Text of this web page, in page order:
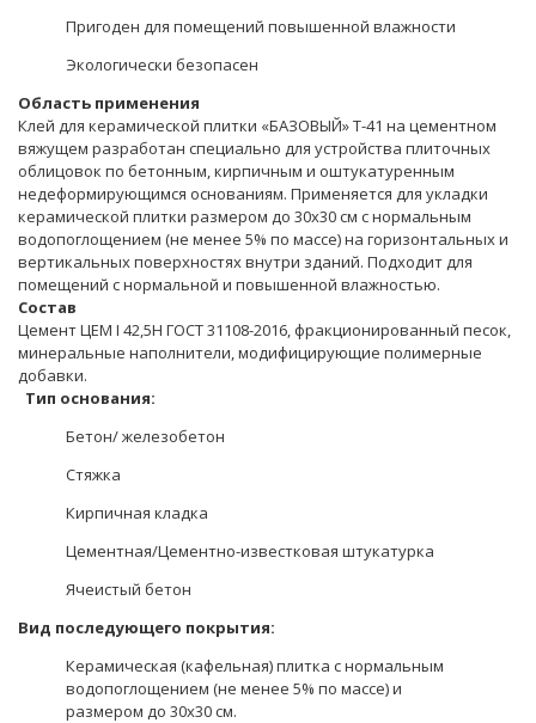
Пригоден для помещений повышенной влажности
Экологически безопасен
Область применения
Клей для керамической плитки «БАЗОВЫЙ» Т-41 на цементном
вяжущем разработан специально для устройства плиточных
облицовок по бетонным, кирпичным и оштукатуренным
недеформирующимся основаниям. Применяется для укладки
керамической плитки размером до 30х30 см с нормальным
водопоглощением (не менее 5% по массе) на горизонтальных и
вертикальных поверхностях внутри зданий. Подходит для
помещений с нормальной и повышенной влажностью.
Состав
Цемент ЦЕМ I 42,5Н ГОСТ 31108-2016, фракционированный песок,
минеральные наполнители, модифицирующие полимерные
добавки.
Тип основания:
Бетон/ железобетон
Стяжка
Кирпичная кладка
Цементная/Цементно-известковая штукатурка
Ячеистый бетон
Вид последующего покрытия:
Керамическая (кафельная) плитка с нормальным
водопоглощением (не менее 5% по массе) и
размером до 30х30 см.